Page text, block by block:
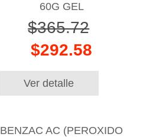
60G GEL
$365.72
$292.58
Ver detalle
BENZAC AC (PEROXIDO